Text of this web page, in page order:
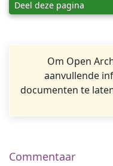
Deel deze pagina
Om Open
aanvullende
documenten te
Commentaar